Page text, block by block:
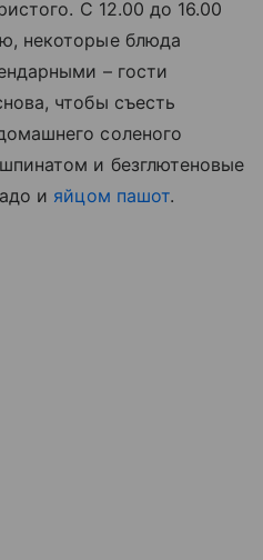
С 12.00 до 16.00
некоторые блюда
– гости
чтобы съесть
соленого
и безглютеновые
и яйцом пашот.